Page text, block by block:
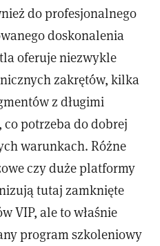
do profesjonalnego
doskonalenia
oferuje niezwykle
zakrętów, kilka
z długimi
potrzeba do dobrej
warunkach. Różne
czy duże platformy
tutaj zamknięte
VIP, ale to właśnie
program szkoleniowy